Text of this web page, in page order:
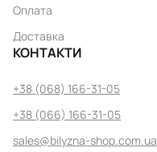
Оплата
Доставка
КОНТАКТИ
+38 (068) 166-31-05
+38 (066) 166-31-05
sales@bilyzna-shop.com.ua